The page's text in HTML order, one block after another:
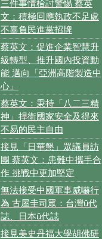
三件事情檢討警惕 蔡英
文：積極回應執政不足處
不辜負民進黨招牌
蔡英文：促進企業智慧升
級轉型、推升國內投資動
能 邁向「亞洲高階製造中
心」
蔡英文：秉持「八二三精
神」捍衛國家安全及得來
不易的民主自由
接見「日華懇」眾議員訪
團 蔡英文：患難中攜手合
作 挑戰中更加堅定
無法接受中國軍事威嚇行
為 古屋圭司眾：台灣ū代
誌、日本ū代誌
接見美史丹福大學胡佛研